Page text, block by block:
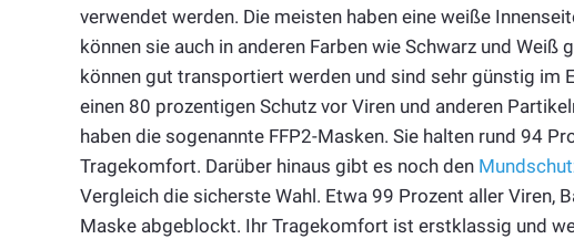
verwendet werden. Die meisten haben eine weiße
können sie auch in anderen Farben wie Schwarz und
können gut transportiert werden und sind sehr günstig im
einen 80 prozentigen Schutz vor Viren und anderen
haben die sogenannte FFP2-Masken. Sie halten rund 94
Tragekomfort. Darüber hinaus gibt es noch den
Vergleich die sicherste Wahl. Etwa 99 Prozent aller Viren,
Maske abgeblockt. Ihr Tragekomfort ist erstklassig und